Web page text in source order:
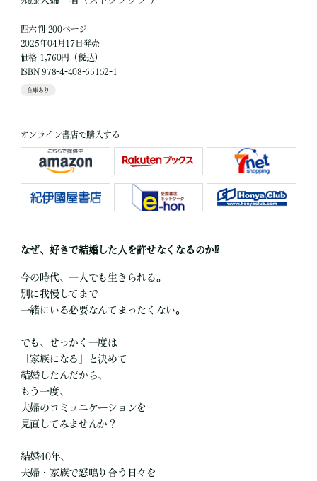
四六判 200ページ
2025年04月17日発売
価格 1,760円（税込）
ISBN 978-4-408-65152-1
在庫あり
オンライン書店で購入する
なぜ、好きで結婚した人を許せなくなるのか⁉
今の時代、一人でも生きられる。
別に我慢してまで
一緒にいる必要なんてまったくない。
でも、せっかく一度は
「家族になる」と決めて
結婚したんだから、
もう一度、
夫婦のコミュニケーションを
見直してみませんか？
結婚40年、
夫婦・家族で怒鳴り合う日々を